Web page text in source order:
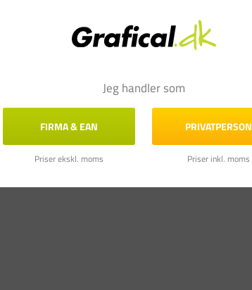
Jeg handler som
FIRMA & EAN
Priser ekskl. moms
PRIVATPERSON
Priser inkl. moms